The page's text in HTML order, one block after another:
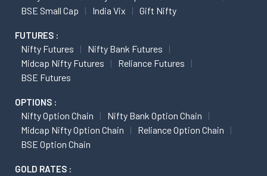
BSE Small Cap
India Vix Gift Nifty
FUTURES :
Nifty Futures
Nifty Bank Futures
Midcap Nifty Futures
Reliance Futures
BSE Futures
OPTIONS :
Nifty Option Chain
Nifty Bank Option Chain
Midcap Nifty Option Chain
Reliance Option Chain
BSE Option Chain
GOLD RATES :